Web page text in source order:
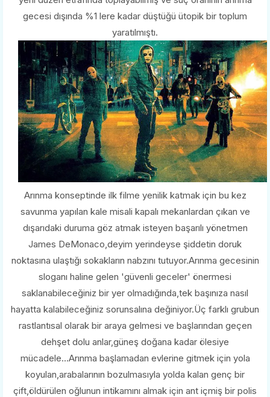
gecesi dışında %1 lere kadar düştüğü ütopik bir toplum
yaratılmıştı.
Arınma konseptinde ilk filme yenilik katmak için bu kez
savunma yapılan kale misali kapalı mekanlardan çıkan ve
dışarıdaki duruma göz atmak isteyen başarılı yönetmen
James DeMonaco,deyim yerindeyse şiddetin doruk
noktasına ulaştığı sokakların nabzını tutuyor.Arınma gecesinin
sloganı haline gelen 'güvenli geceler' önermesi
saklanabileceğiniz bir yer olmadığında,tek başınıza nasıl
hayatta kalabileceğiniz sorunsalına değiniyor.Üç farklı grubun
rastlantısal olarak bir araya gelmesi ve başlarından geçen
dehşet dolu anlar,güneş doğana kadar ölesiye
mücadele...Arınma başlamadan evlerine gitmek için yola
koyulan,arabalarının bozulmasıyla yolda kalan genç bir
çift,öldürülen oğlunun intikamını almak için ant içmiş bir polis